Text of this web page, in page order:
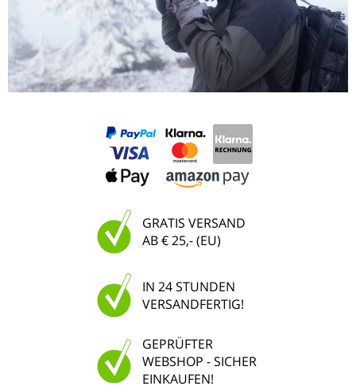
GRATIS VERSAND
AB € 25,- (EU)
IN 24 STUNDEN
VERSANDFERTIG!
GEPRÜFTER
WEBSHOP - SICHER
EINKAUFEN!